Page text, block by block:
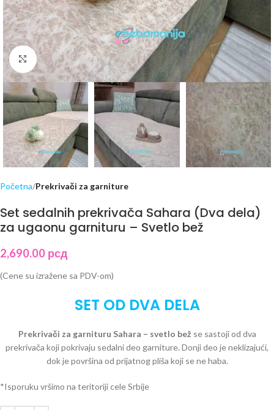
Click to enlarge
Početna Prekrivači za garniture
Set sedalnih prekrivača Sahara (Dva dela)
za ugaonu garnituru – Svetlo bež
2,690.00 рсд
(Cene su izražene sa PDV-om)
SET OD DVA DELA
Prekrivači za garnituru Sahara – svetlo bež se sastoji od dva
prekrivača koji pokrivaju sedalni deo garniture. Donji deo je neklizajući,
dok je površina od prijatnog pliša koji se ne haba.
*Isporuku vršimo na teritoriji cele Srbije